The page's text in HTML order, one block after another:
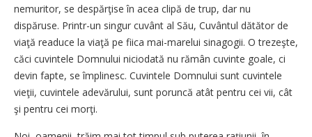
nemuritor, se despărţise în acea clipă de trup, dar nu
dispăruse. Printr-un singur cuvânt al Său, Cuvântul dătător de
viaţă readuce la viaţă pe fiica mai-marelui sinagogii. O trezeşte,
căci cuvintele Domnului niciodată nu rămân cuvinte goale, ci
devin fapte, se împlinesc. Cuvintele Domnului sunt cuvintele
vieţii, cuvintele adevărului, sunt poruncă atât pentru cei vii, cât
şi pentru cei morţi.